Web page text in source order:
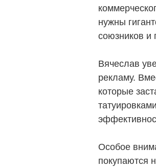
нужны
союзников и
Вячеслав
рекламу.
которые
Особое
покупаются